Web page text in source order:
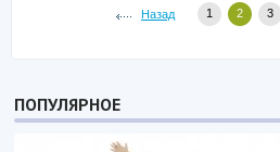
Назад 1 2 3
ПОПУЛЯРНОЕ